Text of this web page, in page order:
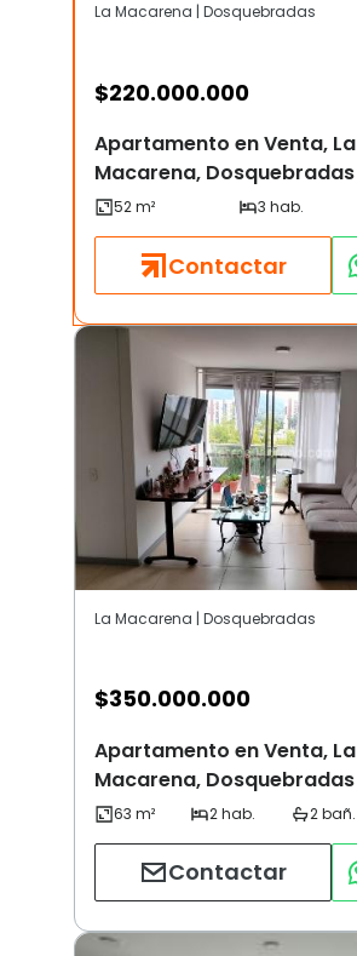
La Macarena | Dosquebradas
$220.000.000
Apartamento en Venta, La
Macarena, Dosquebradas
Contactar
La Macarena | Dosquebradas
$350.000.000
Apartamento en Venta, La
Macarena, Dosquebradas
Contactar